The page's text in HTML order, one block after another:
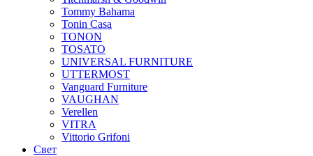
Tommy Bahama
Tonin Casa
TONON
TOSATO
UNIVERSAL FURNITURE
UTTERMOST
Vanguard Furniture
VAUGHAN
Verellen
VITRA
Vittorio Grifoni
Свет